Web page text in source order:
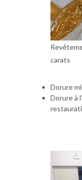
carats
Dorure
Dorure à